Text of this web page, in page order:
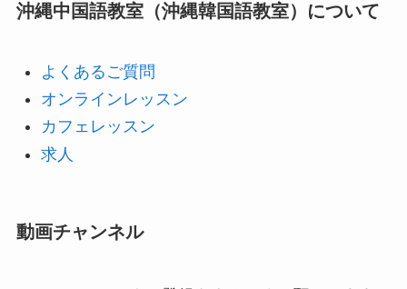
沖縄中国語教室（沖縄韓国語教室）について
よくあるご質問
オンラインレッスン
カフェレッスン
求人
動画チャンネル